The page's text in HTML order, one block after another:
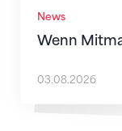
News
Wenn
03.08.2026